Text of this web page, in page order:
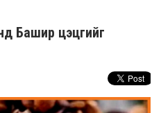
Башир цэцгийг